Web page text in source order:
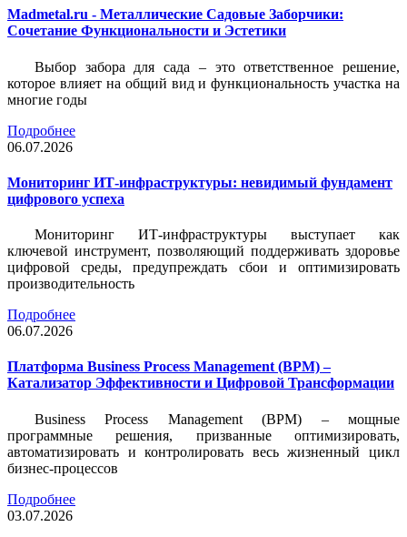
Madmetal.ru - Металлические Садовые Заборчики:
Сочетание Функциональности и Эстетики
Выбор забора для сада – это ответственное решение,
которое влияет на общий вид и функциональность участка на
многие годы
Подробнее
06.07.2026
Мониторинг ИТ-инфраструктуры: невидимый фундамент
цифрового успеха
Мониторинг ИТ-инфраструктуры выступает как
ключевой инструмент, позволяющий поддерживать здоровье
цифровой среды, предупреждать сбои и оптимизировать
производительность
Подробнее
06.07.2026
Платформа Business Process Management (BPM) –
Катализатор Эффективности и Цифровой Трансформации
Business Process Management (BPM) – мощные
программные решения, призванные оптимизировать,
автоматизировать и контролировать весь жизненный цикл
бизнес-процессов
Подробнее
03.07.2026